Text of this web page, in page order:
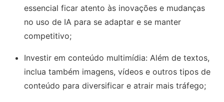
essencial ficar atento às inovações e mudanças
no uso de IA para se adaptar e se manter
competitivo;
Investir em conteúdo multimídia: Além de textos,
inclua também imagens, vídeos e outros tipos de
conteúdo para diversificar e atrair mais tráfego;